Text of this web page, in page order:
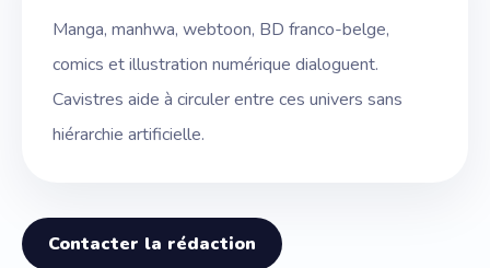
Manga, manhwa, webtoon, BD franco-belge,
comics et illustration numérique dialoguent.
Cavistres aide à circuler entre ces univers sans
hiérarchie artificielle.
Contacter la rédaction